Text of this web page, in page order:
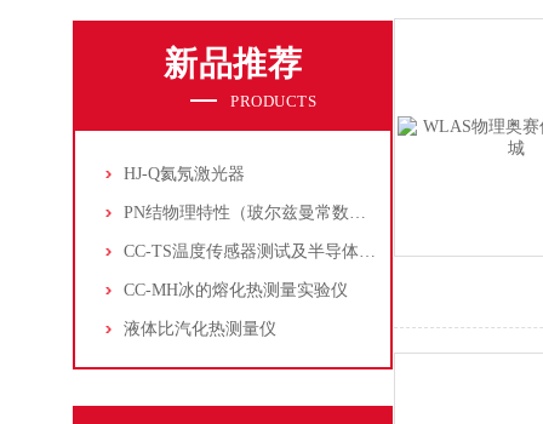
新品推荐
PRODUCTS
HJ-Q氦氖激光器
PN结物理特性（玻尔兹曼常数测定仪）
CC-TS温度传感器测试及半导体致冷控温实验仪
CC-MH冰的熔化热测量实验仪
液体比汽化热测量仪